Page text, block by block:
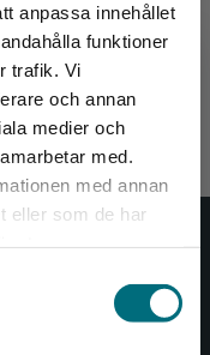
anpassa innehållet
funktioner
trafik. Vi
och annan
medier och
med.
med annan
eller som de har
köp måste
bok)
som väcker läslust